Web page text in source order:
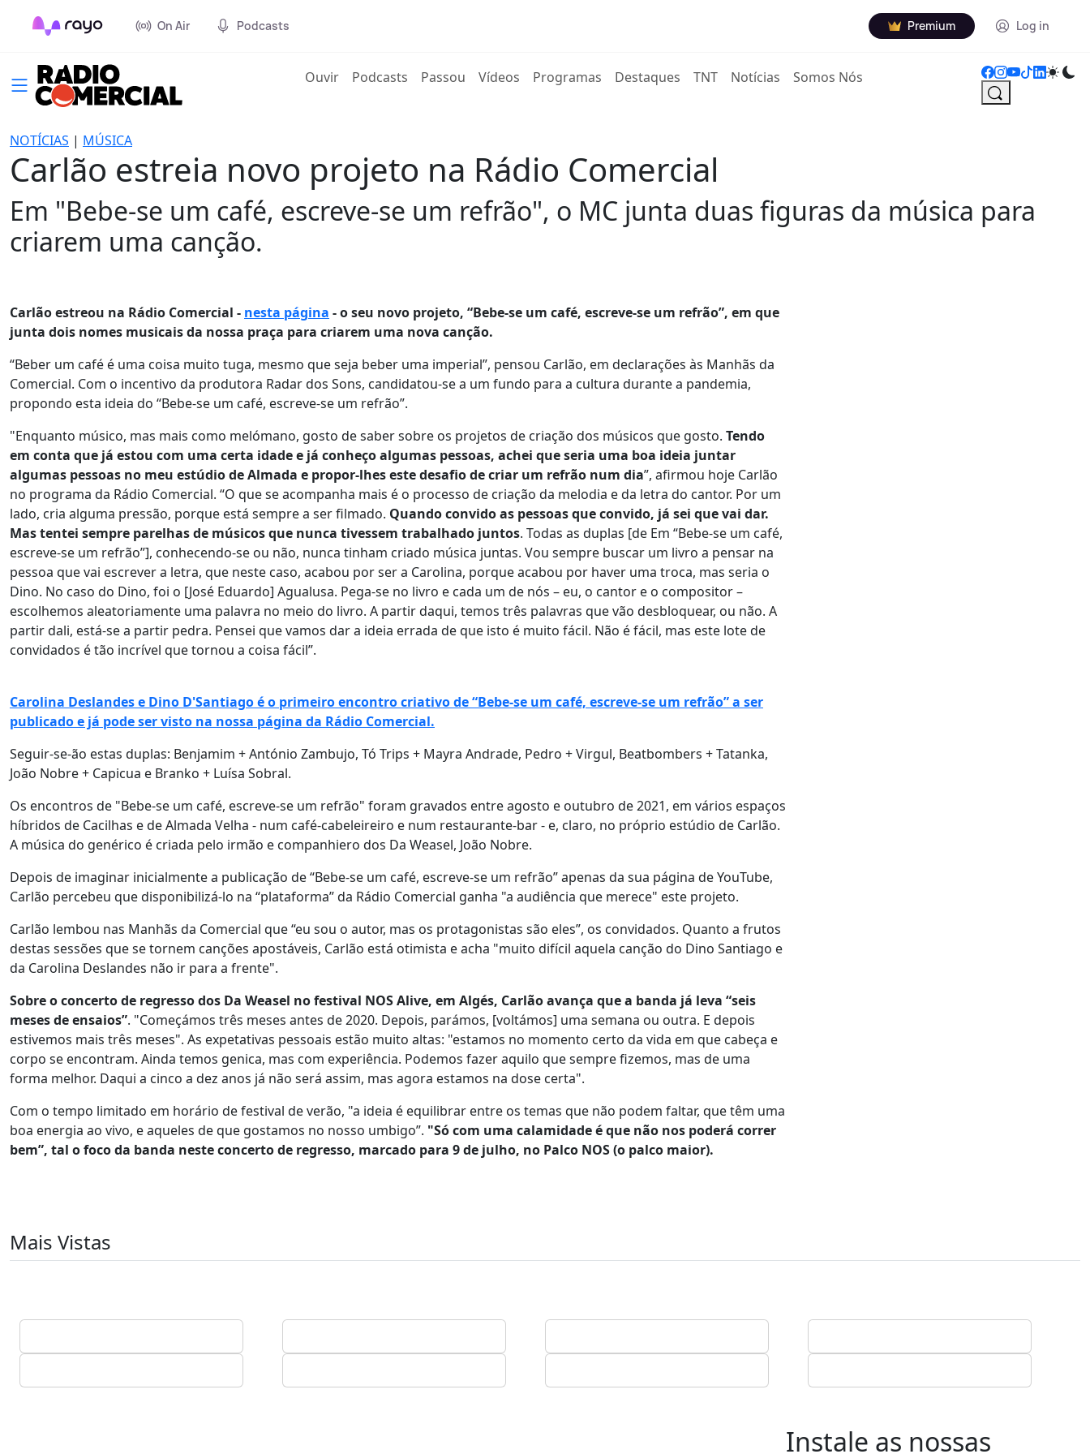
On Air Podcasts Premium Log in
Ouvir(current)
Podcasts Passou Vídeos Programas Destaques TNT Notícias Somos Nós
NOTÍCIAS | MÚSICA
Carlão estreia novo projeto na Rádio Comercial
Em "Bebe-se um café, escreve-se um refrão", o MC junta duas figuras da música para
criarem uma canção.
Carlão estreou na Rádio Comercial - nesta página - o seu novo projeto, “Bebe-se um café, escreve-se um refrão”, em que
junta dois nomes musicais da nossa praça para criarem uma nova canção.
“Beber um café é uma coisa muito tuga, mesmo que seja beber uma imperial”, pensou Carlão, em declarações às Manhãs da
Comercial. Com o incentivo da produtora Radar dos Sons, candidatou-se a um fundo para a cultura durante a pandemia,
propondo esta ideia do “Bebe-se um café, escreve-se um refrão”.
"Enquanto músico, mas mais como melómano, gosto de saber sobre os projetos de criação dos músicos que gosto. Tendo
em conta que já estou com uma certa idade e já conheço algumas pessoas, achei que seria uma boa ideia juntar
algumas pessoas no meu estúdio de Almada e propor-lhes este desafio de criar um refrão num dia”, afirmou hoje Carlão
no programa da Rádio Comercial. “O que se acompanha mais é o processo de criação da melodia e da letra do cantor. Por um
lado, cria alguma pressão, porque está sempre a ser filmado. Quando convido as pessoas que convido, já sei que vai dar.
Mas tentei sempre parelhas de músicos que nunca tivessem trabalhado juntos. Todas as duplas [de Em “Bebe-se um café,
escreve-se um refrão”], conhecendo-se ou não, nunca tinham criado música juntas. Vou sempre buscar um livro a pensar na
pessoa que vai escrever a letra, que neste caso, acabou por ser a Carolina, porque acabou por haver uma troca, mas seria o
Dino. No caso do Dino, foi o [José Eduardo] Agualusa. Pega-se no livro e cada um de nós – eu, o cantor e o compositor –
escolhemos aleatoriamente uma palavra no meio do livro. A partir daqui, temos três palavras que vão desbloquear, ou não. A
partir dali, está-se a partir pedra. Pensei que vamos dar a ideia errada de que isto é muito fácil. Não é fácil, mas este lote de
convidados é tão incrível que tornou a coisa fácil”.
Carolina Deslandes e Dino D'Santiago é o primeiro encontro criativo de “Bebe-se um café, escreve-se um refrão” a ser
publicado e já pode ser visto na nossa página da Rádio Comercial.
Seguir-se-ão estas duplas: Benjamim + António Zambujo, Tó Trips + Mayra Andrade, Pedro + Virgul, Beatbombers + Tatanka,
João Nobre + Capicua e Branko + Luísa Sobral.
Os encontros de "Bebe-se um café, escreve-se um refrão" foram gravados entre agosto e outubro de 2021, em vários espaços
híbridos de Cacilhas e de Almada Velha - num café-cabeleireiro e num restaurante-bar - e, claro, no próprio estúdio de Carlão.
A música do genérico é criada pelo irmão e companhiero dos Da Weasel, João Nobre.
Depois de imaginar inicialmente a publicação de “Bebe-se um café, escreve-se um refrão” apenas da sua página de YouTube,
Carlão percebeu que disponibilizá-lo na “plataforma” da Rádio Comercial ganha "a audiência que merece" este projeto.
Carlão lembou nas Manhãs da Comercial que “eu sou o autor, mas os protagonistas são eles”, os convidados. Quanto a frutos
destas sessões que se tornem canções apostáveis, Carlão está otimista e acha "muito difícil aquela canção do Dino Santiago e
da Carolina Deslandes não ir para a frente".
Sobre o concerto de regresso dos Da Weasel no festival NOS Alive, em Algés, Carlão avança que a banda já leva “seis
meses de ensaios”. "Começámos três meses antes de 2020. Depois, parámos, [voltámos] uma semana ou outra. E depois
estivemos mais três meses". As expetativas pessoais estão muito altas: "estamos no momento certo da vida em que cabeça e
corpo se encontram. Ainda temos genica, mas com experiência. Podemos fazer aquilo que sempre fizemos, mas de uma
forma melhor. Daqui a cinco a dez anos já não será assim, mas agora estamos na dose certa".
Com o tempo limitado em horário de festival de verão, "a ideia é equilibrar entre os temas que não podem faltar, que têm uma
boa energia ao vivo, e aqueles de que gostamos no nosso umbigo”. "Só com uma calamidade é que não nos poderá correr
bem”, tal o foco da banda neste concerto de regresso, marcado para 9 de julho, no Palco NOS (o palco maior).
Mais Vistas
Instale as nossas